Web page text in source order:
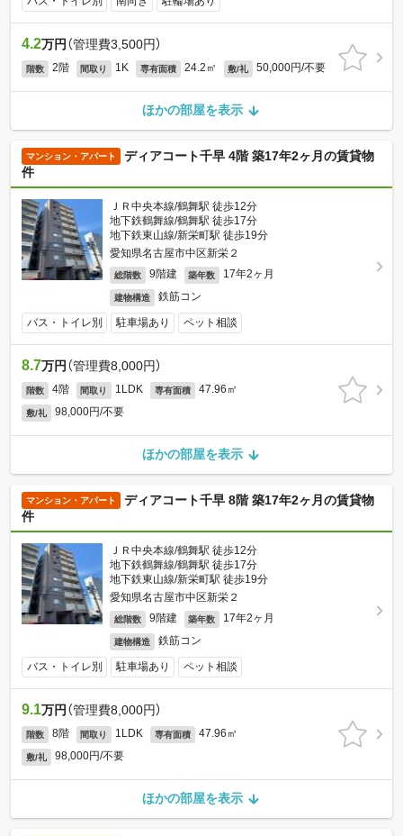
4.2万円 （管理費3,500円）
階数 2階 間取り 1K 専有面積 24.2㎡ 敷/礼 50,000円/不要
ほかの部屋を表示
マンション・アパート
ディアコート千早 4階 築17年2ヶ月の賃貸物
件
ＪＲ中央本線/鶴舞駅 徒歩12分
地下鉄鶴舞線/鶴舞駅 徒歩17分
地下鉄東山線/新栄町駅 徒歩19分
愛知県名古屋市中区新栄２
総階数 9階建 築年数 17年2ヶ月
建物構造 鉄筋コン
バス・トイレ別 駐車場あり ペット相談
8.7万円 （管理費8,000円）
階数 4階 間取り 1LDK 専有面積 47.96㎡
敷/礼 98,000円/不要
ほかの部屋を表示
マンション・アパート
ディアコート千早 8階 築17年2ヶ月の賃貸物
件
ＪＲ中央本線/鶴舞駅 徒歩12分
地下鉄鶴舞線/鶴舞駅 徒歩17分
地下鉄東山線/新栄町駅 徒歩19分
愛知県名古屋市中区新栄２
総階数 9階建 築年数 17年2ヶ月
建物構造 鉄筋コン
バス・トイレ別 駐車場あり ペット相談
9.1万円 （管理費8,000円）
階数 8階 間取り 1LDK 専有面積 47.96㎡
敷/礼 98,000円/不要
ほかの部屋を表示